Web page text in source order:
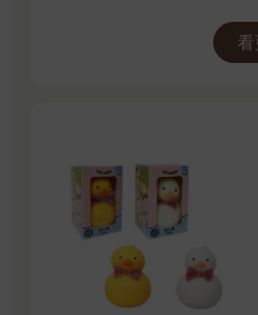
也許是熟悉的玩偶增
孩子一起迎接成長的過
堂開學季！爸媽好輕
包、書套參展品全面5
元電子禮券 👉全站商
看